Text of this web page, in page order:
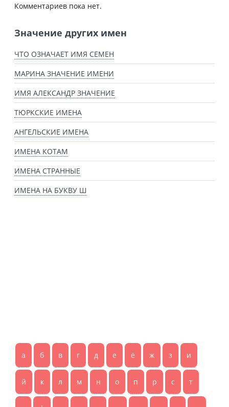
Комментариев пока нет.
Значение других имен
ЧТО ОЗНАЧАЕТ ИМЯ СЕМЕН
МАРИНА ЗНАЧЕНИЕ ИМЕНИ
ИМЯ АЛЕКСАНДР ЗНАЧЕНИЕ
ТЮРКСКИЕ ИМЕНА
АНГЕЛЬСКИЕ ИМЕНА
ИМЕНА КОТАМ
ИМЕНА СТРАННЫЕ
ИМЕНА НА БУКВУ Ш
а б в г д е ё ж з и
й к л м н о п р с т